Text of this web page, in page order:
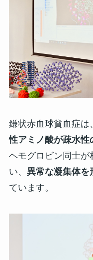
鎌状赤血球貧血症は、
性アミノ酸が疎水性
ヘモグロビン同士が
い、 異常な凝集体を
ています。